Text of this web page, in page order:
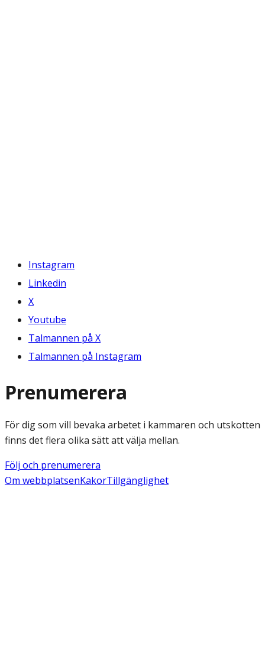
Instagram
Linkedin
X
Youtube
Talmannen på X
Talmannen på Instagram
Prenumerera
För dig som vill bevaka arbetet i kammaren och utskotten
finns det flera olika sätt att välja mellan.
Följ och prenumerera
Om webbplatsenKakorTillgänglighet